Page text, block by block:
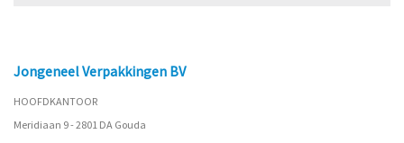
Jongeneel Verpakkingen BV
HOOFDKANTOOR
Meridiaan 9 - 2801 DA Gouda